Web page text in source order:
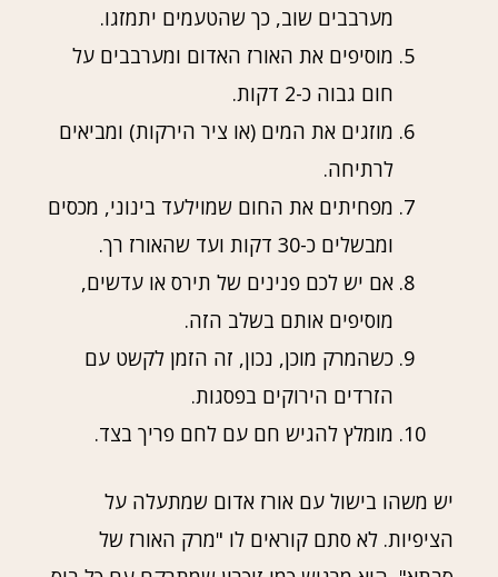
מערבבים שוב, כך שהטעמים יתמזגו.
מוסיפים את האורז האדום ומערבבים על
חום גבוה כ-2 דקות.
מוזגים את המים (או ציר הירקות) ומביאים
לרתיחה.
מפחיתים את החום שמוילעד בינוני, מכסים
ומבשלים כ-30 דקות ועד שהאורז רך.
אם יש לכם פנינים של תירס או עדשים,
מוסיפים אותם בשלב הזה.
כשהמרק מוכן, נכון, זה הזמן לקשט עם
הזרדים הירוקים בפסגות.
מומלץ להגיש חם עם לחם פריך בצד.
יש משהו בישול עם אורז אדום שמתעלה על
הציפיות. לא סתם קוראים לו "מרק האורז של